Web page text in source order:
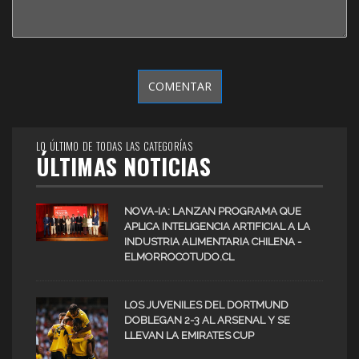
LO ÚLTIMO DE TODAS LAS CATEGORÍAS
ÚLTIMAS NOTICIAS
NOVA-IA: LANZAN PROGRAMA QUE
APLICA INTELIGENCIA ARTIFICIAL A LA
INDUSTRIA ALIMENTARIA CHILENA -
ELMORROCOTUDO.CL
LOS JUVENILES DEL DORTMUND
DOBLEGAN 2-3 AL ARSENAL Y SE
LLEVAN LA EMIRATES CUP